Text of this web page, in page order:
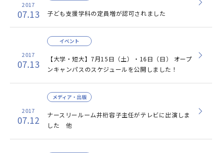
2017
07.13 子ども支援学科の定員増が認可されました
2017
07.13
【大学・短大】7月15日（土）・16日（日） オープ
ンキャンパスのスケジュールを公開しました！
イベント
2017
07.12
ナースリールーム井桁容子主任がテレビに出演しま
した 他
メディア・出版